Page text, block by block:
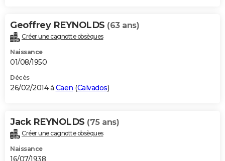
Geoffrey REYNOLDS (63 ans)
Créer une cagnotte obsèques
Naissance
01/08/1950
Décès
26/02/2014 à Caen (Calvados)
Jack REYNOLDS (75 ans)
Créer une cagnotte obsèques
Naissance
16/07/1938